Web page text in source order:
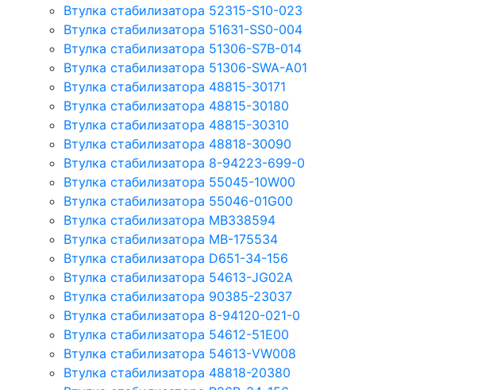
Втулка стабилизатора 52315-S10-023
Втулка стабилизатора 51631-SS0-004
Втулка стабилизатора 51306-S7B-014
Втулка стабилизатора 51306-SWA-A01
Втулка стабилизатора 48815-30171
Втулка стабилизатора 48815-30180
Втулка стабилизатора 48815-30310
Втулка стабилизатора 48818-30090
Втулка стабилизатора 8-94223-699-0
Втулка стабилизатора 55045-10W00
Втулка стабилизатора 55046-01G00
Втулка стабилизатора MB338594
Втулка стабилизатора MB-175534
Втулка стабилизатора D651-34-156
Втулка стабилизатора 54613-JG02A
Втулка стабилизатора 90385-23037
Втулка стабилизатора 8-94120-021-0
Втулка стабилизатора 54612-51E00
Втулка стабилизатора 54613-VW008
Втулка стабилизатора 48818-20380